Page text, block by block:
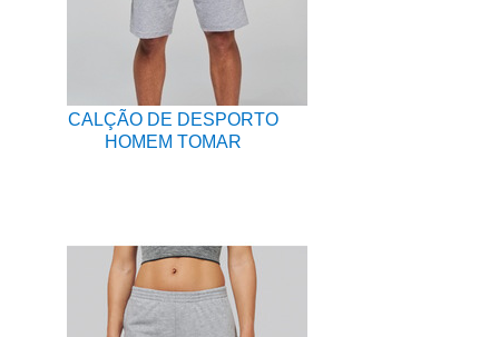
CALÇÃO DE DESPORTO
HOMEM TOMAR